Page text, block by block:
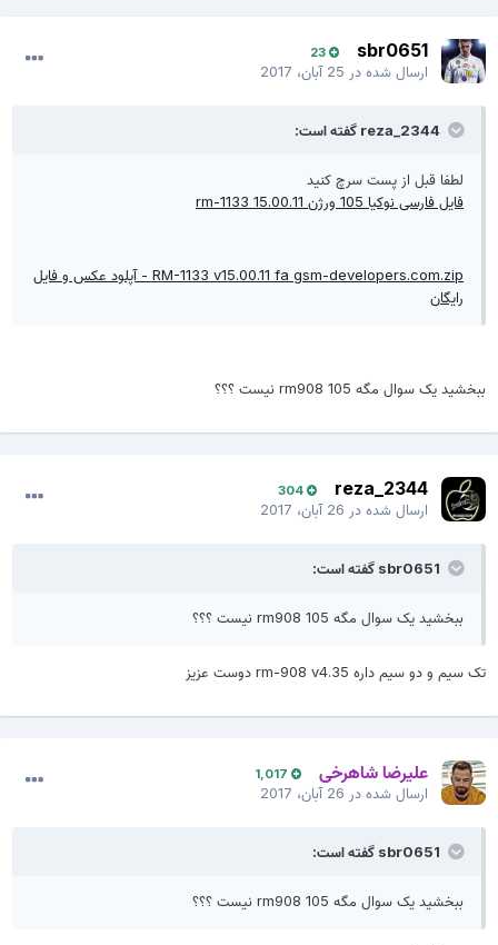
sbr0651
23
ارسال شده در25 آبان، 2017
reza_2344 گفته است:
لطفا قبل از پست سرچ کنید
فایل فارسی نوکیا 105 ورژن 15.00.11 rm-1133
RM-1133 v15.00.11 fa gsm-developers.com.zip - آپلود عکس و فایل
رایگان
ببخشید یک سوال مگه 105 rm908 نیست ؟؟؟
reza_2344
304
ارسال شده در26 آبان، 2017
sbr0651 گفته است:
ببخشید یک سوال مگه 105 rm908 نیست ؟؟؟
تک سیم و دو سیم داره rm-908 v4.35 دوست عزیز
علیرضا شاهرخی 1,017
ارسال شده در26 آبان، 2017
sbr0651 گفته است:
ببخشید یک سوال مگه 105 rm908 نیست ؟؟؟